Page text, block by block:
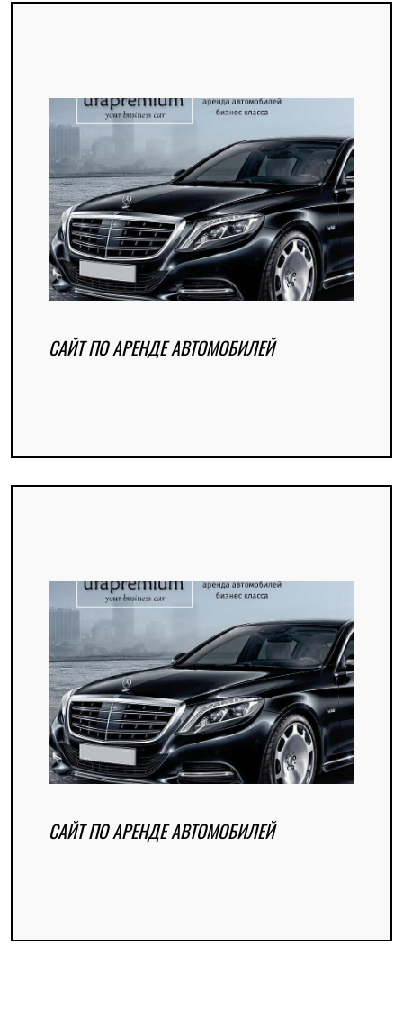
САЙТ ПО АРЕНДЕ АВТОМОБИЛЕЙ
САЙТ ПО АРЕНДЕ АВТОМОБИЛЕЙ